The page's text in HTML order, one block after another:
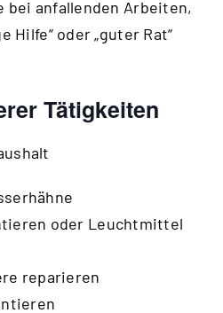
anfallenden Arbeiten,
Hilfe“ oder „guter Rat“
Tätigkeiten
oder Leuchtmittel
reparieren